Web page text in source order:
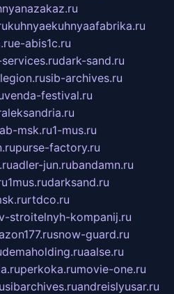
kuhnyaekuhnyaafabrika.ru
e-abis1c.ru
dark-sand.ru
sib-archives.ru
venda-festival.ru
msk.ru1-mus.ru
purse-factory.ru
adler-jun.rubandamn.ru
1mus.rudarksand.ru
rtdco.ru
stroitelnyh-kompanij.ru
snow-guard.ru
demaholding.ruaalse.ru
perkoka.rumovie-one.ru
sibarchives.ruandreislyusar.ru